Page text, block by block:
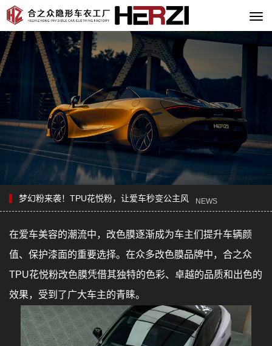
切
航
梦幻粉来袭！TPU花悦粉，让爱车秒变公主风 NEWS
在爱车美容的潮流中，改色膜逐渐成为车主们提升车辆颜
值、保护漆面的重要选择。在众多改色膜品牌中，合之众
TPU花悦粉改色膜凭借其独特的色彩、卓越的品质和出色的
效果，受到了广大车主的青睐。